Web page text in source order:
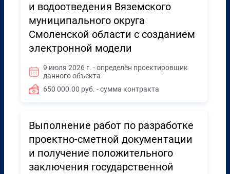
и водоотведения Вяземского
муниципального округа
Смоленской области с созданием
электронной модели
9 июля 2026 г. - определён проектировщик
данного объекта
650 000.00 руб. - сумма контракта
Выполнение работ по разработке
проектно-сметной документации
и получение положительного
заключения государственной